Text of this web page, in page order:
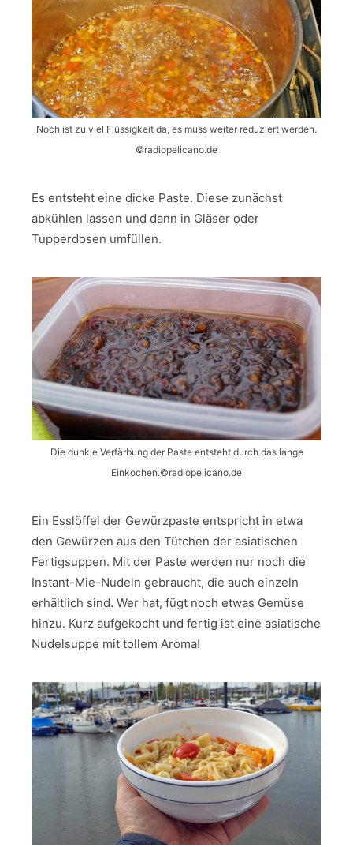
Noch ist zu viel Flüssigkeit da, es muss weiter reduziert werden.
©️radiopelicano.de
Es entsteht eine dicke Paste. Diese zunächst
abkühlen lassen und dann in Gläser oder
Tupperdosen umfüllen.
Die dunkle Verfärbung der Paste entsteht durch das lange
Einkochen.©️radiopelicano.de
Ein Esslöffel der Gewürzpaste entspricht in etwa
den Gewürzen aus den Tütchen der asiatischen
Fertigsuppen. Mit der Paste werden nur noch die
Instant-Mie-Nudeln gebraucht, die auch einzeln
erhältlich sind. Wer hat, fügt noch etwas Gemüse
hinzu. Kurz aufgekocht und fertig ist eine asiatische
Nudelsuppe mit tollem Aroma!